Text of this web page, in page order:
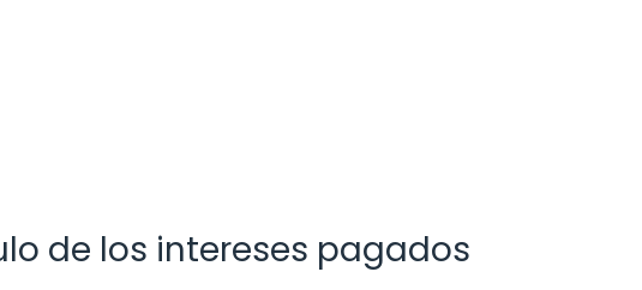
de los intereses pagados